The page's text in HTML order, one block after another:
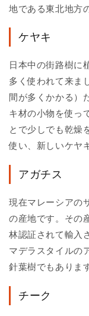
地である東北地方
ケヤキ
日本中の街路樹に
多く使われて来ま
間が多くかかる）
キ材の小物を使っ
とで少しでも乾燥
使い、新しいケヤ
アガチス
現在マレーシアの
の産地です。その
林認証されて輸入
マデラスタイルの
針葉樹でもあります
チーク